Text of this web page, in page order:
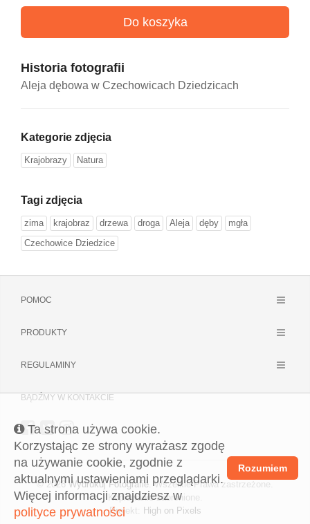
Historia fotografii
Aleja dębowa w Czechowicach Dziedzicach
Kategorie zdjęcia
Krajobrazy Natura
Tagi zdjęcia
zima krajobraz drzewa droga Aleja dęby
mgła
Czechowice Dziedzice
POMOC
PRODUKTY
REGULAMINY
BĄDŹMY W KONTAKCIE
© 2026 Wydrukuj Fotografie . Wszelkie Prawa zastrzeżone.
Kopiowanie zabronione.
Projekt:
High on Pixels
Ta strona używa cookie.
Korzystając ze strony wyrażasz zgodę
na używanie cookie, zgodnie z
aktualnymi ustawieniami przeglądarki.
Więcej informacji znajdziesz w
polityce prywatności
Rozumiem